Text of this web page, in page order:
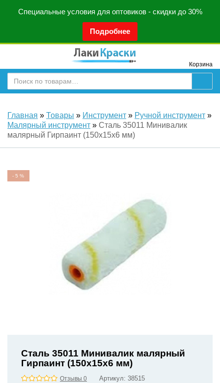
Специальные условия для оптовиков - скидки до 30%
Подробнее
Корзина
Главная » Товары » Инструмент » Ручной инструмент »
Малярный инструмент » Сталь 35011 Минивалик
малярный Гирпаинт (150х15х6 мм)
-5%
Сталь 35011 Минивалик малярный
Гирпаинт (150х15х6 мм)
Отзывы 0 Артикул: 38515